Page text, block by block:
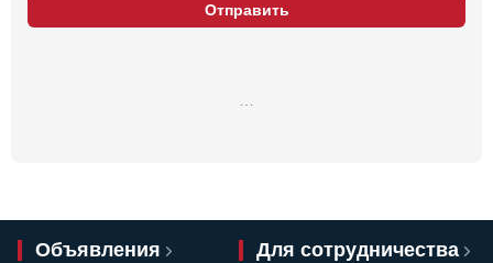
Отправить
…
Объявления Для сотрудничества